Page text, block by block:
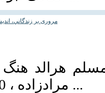
مروری بر زندگاني،
هرالد
مرادزاده ، 20 بهمن 1383 مقاله ...